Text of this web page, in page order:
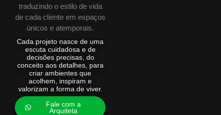
traduzindo o estilo de vida
de cada cliente em espaços
únicos e atemporais.
Cada projeto nasce de uma
escuta cuidadosa e de
decisões precisas, do
conceito aos detalhes, para
criar ambientes que
acolhem, inspiram e
valorizam a forma de viver.
Fale com a
Arquiteta